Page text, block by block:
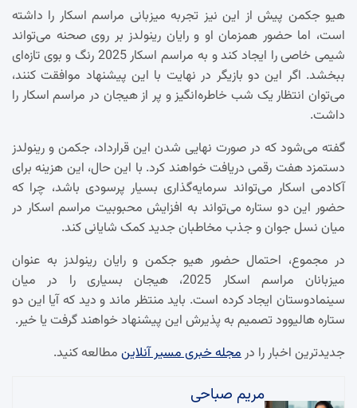
هیو جکمن پیش از این نیز تجربه میزبانی مراسم اسکار را داشته
است، اما حضور همزمان او و رایان رینولدز بر روی صحنه می‌تواند
شیمی خاصی را ایجاد کند و به مراسم اسکار 2025 رنگ و بوی تازه‌ای
ببخشد. اگر این دو بازیگر در نهایت با این پیشنهاد موافقت کنند،
می‌توان انتظار یک شب خاطره‌انگیز و پر از هیجان در مراسم اسکار را
داشت.
گفته می‌شود که در صورت نهایی شدن این قرارداد، جکمن و رینولدز
دستمزد هفت رقمی دریافت خواهند کرد. با این حال، این هزینه برای
آکادمی اسکار می‌تواند سرمایه‌گذاری بسیار پرسودی باشد، چرا که
حضور این دو ستاره می‌تواند به افزایش محبوبیت مراسم اسکار در
میان نسل جوان و جذب مخاطبان جدید کمک شایانی کند.
در مجموع، احتمال حضور هیو جکمن و رایان رینولدز به عنوان
میزبانان مراسم اسکار 2025، هیجان بسیاری را در میان
سینمادوستان ایجاد کرده است. باید منتظر ماند و دید که آیا این دو
ستاره هالیوود تصمیم به پذیرش این پیشنهاد خواهند گرفت یا خیر.
جدیدترین اخبار را درمجله خبری مسیر آنلاین مطالعه کنید.
مریم صباحی